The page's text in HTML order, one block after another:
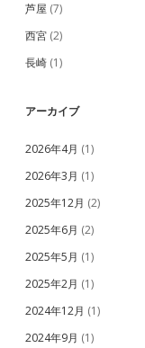
芦屋 (7)
西宮 (2)
長崎 (1)
アーカイブ
2026年4月 (1)
2026年3月 (1)
2025年12月 (2)
2025年6月 (2)
2025年5月 (1)
2025年2月 (1)
2024年12月 (1)
2024年9月 (1)